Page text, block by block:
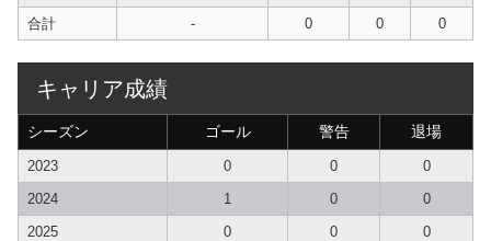
合計
- 0 0 0
キャリア成績
シーズン ゴール 警告 退場
2023 0 0
0
2024
1 0
0
2025
0 0
0